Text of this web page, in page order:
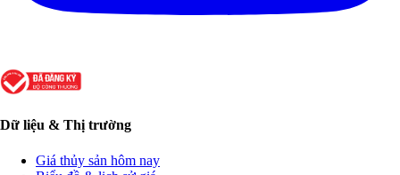
Dữ liệu & Thị trường
Giá thủy sản hôm nay